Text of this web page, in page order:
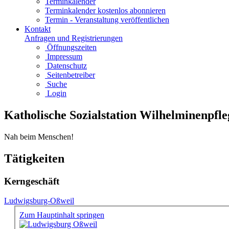
Terminkalender kostenlos abonnieren
Termin - Veranstaltung veröffentlichen
Kontakt
Anfragen und Registrierungen
Öffnungszeiten
Impressum
Datenschutz
Seitenbetreiber
Suche
Login
Katholische Sozialstation
Nah beim Menschen!
Tätigkeiten
Kerngeschäft
Ludwigsburg-Oßweil